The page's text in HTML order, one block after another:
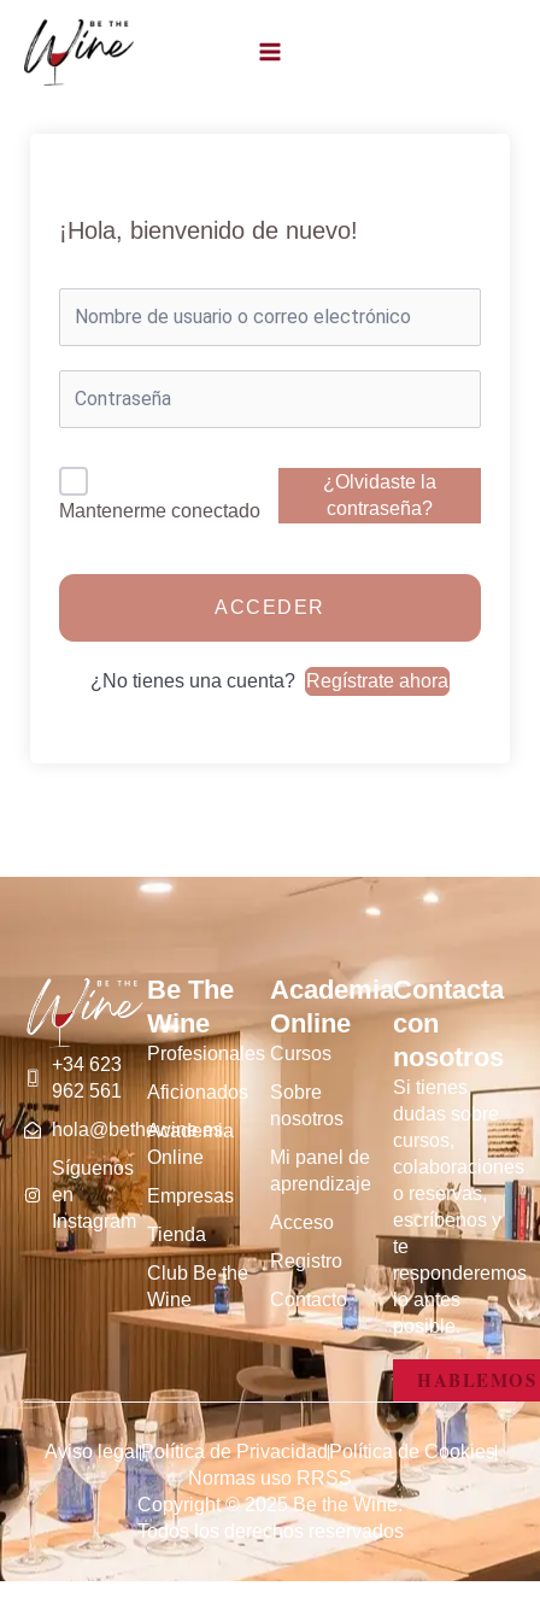
contenido
¡Hola, bienvenido de nuevo!
Mantenerme conectado
¿Olvidaste la
contraseña?
ACCEDER
¿No tienes una cuenta? Regístrate ahora
+34 623
962 561
hola@bethewine.es
Síguenos
en
Instagram
Be The
Wine
Profesionales
Aficionados
Academia
Online
Empresas
Tienda
Club Be the
Wine
Academia
Online
Cursos
Sobre
nosotros
Mi panel de
aprendizaje
Acceso
Registro
Contacto
Contacta
con
nosotros
Si tienes
dudas sobre
cursos,
colaboraciones
o reservas,
escríbenos y
te
responderemos
lo antes
posible.
HABLEMOS
Copyright © 2025 Be the Wine.
Todos los derechos reservados
Aviso legalPolítica de PrivacidadPolítica de Cookies
Normas uso RRSS